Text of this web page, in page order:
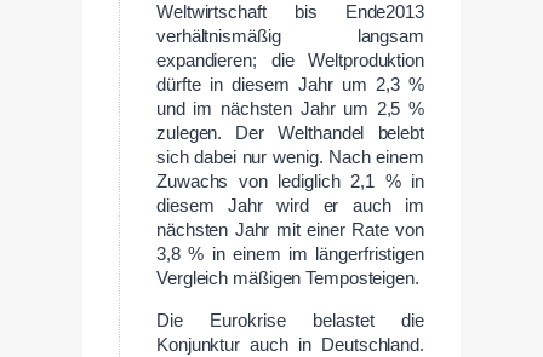
Weltwirtschaft bis Ende2013
verhältnismäßig langsam
expandieren; die Weltproduktion
dürfte in diesem Jahr um 2,3 %
und im nächsten Jahr um 2,5 %
zulegen. Der Welthandel belebt
sich dabei nur wenig. Nach einem
Zuwachs von lediglich 2,1 % in
diesem Jahr wird er auch im
nächsten Jahr mit einer Rate von
3,8 % in einem im längerfristigen
Vergleich mäßigen Temposteigen.
Die Eurokrise belastet die
Konjunktur auch in Deutschland.